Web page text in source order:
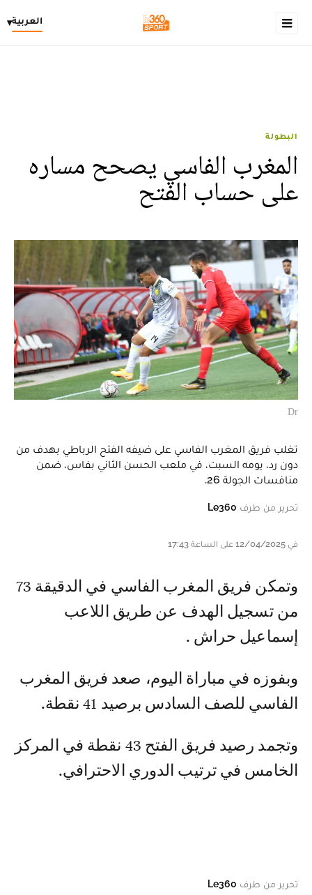
العربية▾
البطولة
المغرب الفاسي يصحح مساره
على حساب الفتح
Dr
تغلب فريق المغرب الفاسي على ضيفه الفتح الرباطي بهدف من
دون رد، يومه السبت، في ملعب الحسن الثاني بفاس، ضمن
منافسات الجولة 26.
تحرير من طرف Le360
في 12/04/2025 على الساعة 17:43
وتمكن فريق المغرب الفاسي في الدقيقة 73
من تسجيل الهدف عن طريق اللاعب
إسماعيل حراش .
وبفوزه في مباراة اليوم، صعد فريق المغرب
الفاسي للصف السادس برصيد 41 نقطة.
وتجمد رصيد فريق الفتح 43 نقطة في المركز
الخامس في ترتيب الدوري الاحترافي.
تحرير من طرف Le360